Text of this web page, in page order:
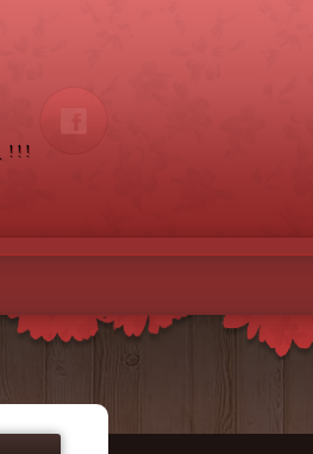
!!!